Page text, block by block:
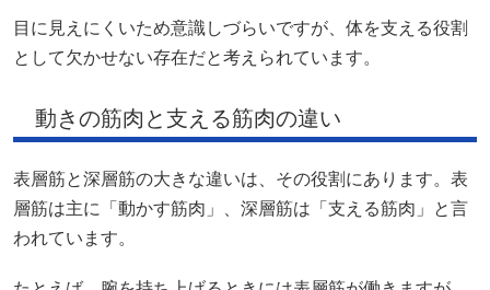
目に見えにくいため意識しづらいですが、体を支える役割
として欠かせない存在だと考えられています。
動きの筋肉と支える筋肉の違い
表層筋と深層筋の大きな違いは、その役割にあります。表
層筋は主に「動かす筋肉」、深層筋は「支える筋肉」と言
われています。